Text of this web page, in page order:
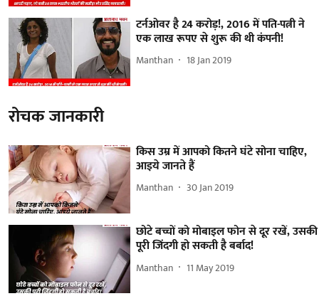
टर्नओवर है 24 करोड़!, 2016 में पति-पत्नी ने
एक लाख रूपए से शुरू की थी कंपनी!
Manthan 18 Jan 2019
रोचक जानकारी
किस उम्र में आपको कितने घंटे सोना चाहिए,
आइये जानते हैं
Manthan 30 Jan 2019
छोटे बच्चों को मोबाइल फोन से दूर रखें, उसकी
पूरी जिंदगी हो सकती है बर्बाद!
Manthan 11 May 2019